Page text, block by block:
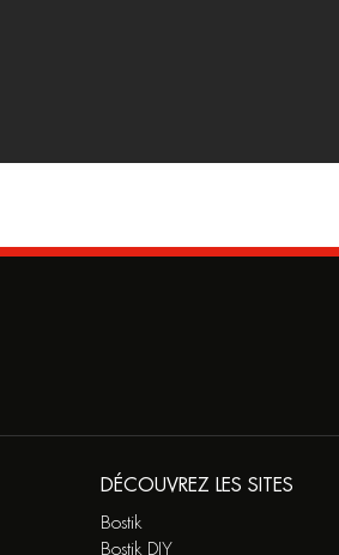
DÉCOUVREZ LES SITES
Bostik
Bostik DIY